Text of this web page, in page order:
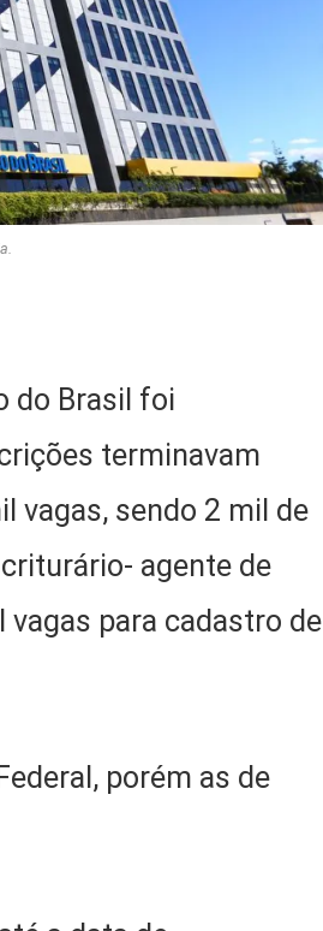
do Brasil foi
terminavam
vagas, sendo 2 mil de
agente de
para cadastro de
porém as de